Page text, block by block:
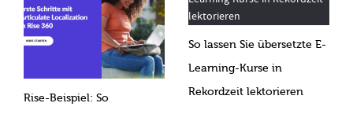
Rise-Beispiel: So
So lassen Sie übersetzte E-
Learning-Kurse in
Rekordzeit lektorieren